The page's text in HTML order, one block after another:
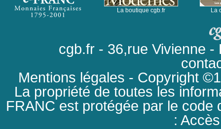
La boutique cgb.fr La
cgb.fr - 36,rue Vivienne -
Mentions légales - Copyright
La propriété de toutes les
FRANC est protégée par le code
: